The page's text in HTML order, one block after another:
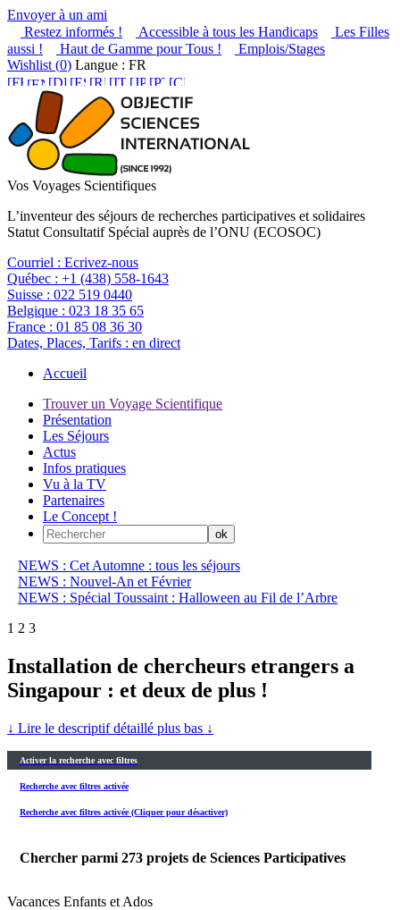
Envoyer à un ami
Restez informés !
Accessible à tous les Handicaps
Les Filles
aussi !
Haut de Gamme pour Tous !
Emplois/Stages
Wishlist (0) Langue : FR
Vos Voyages Scientifiques
L’inventeur des séjours de recherches participatives et solidaires
Statut Consultatif Spécial auprès de l’ONU (ECOSOC)
Courriel : Ecrivez-nous
Québec : +1 (438) 558-1643
Suisse : 022 519 0440
Belgique : 023 18 35 65
France : 01 85 08 36 30
Dates, Places, Tarifs : en direct
Accueil
Trouver un Voyage Scientifique
Présentation
Les Séjours
Actus
Infos pratiques
Vu à la TV
Partenaires
Le Concept !
NEWS : Cet Automne : tous les séjours
NEWS : Nouvel-An et Février
NEWS : Spécial Toussaint : Halloween au Fil de l’Arbre
1 2 3
Installation de chercheurs etrangers a
Singapour : et deux de plus !
↓ Lire le descriptif détaillé plus bas ↓
Activer la recherche avec filtres
Recherche avec filtres activée
Recherche avec filtres activée (Cliquer pour désactiver)
Chercher parmi 273 projets de Sciences Participatives
Vacances Enfants et Ados